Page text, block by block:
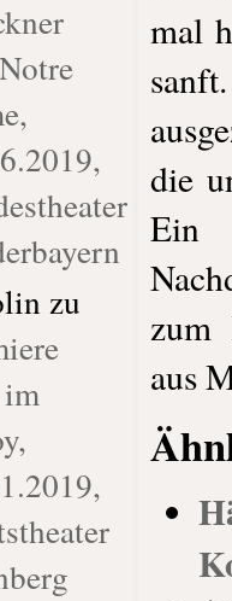
zu
mal
die
Ein
zum
aus